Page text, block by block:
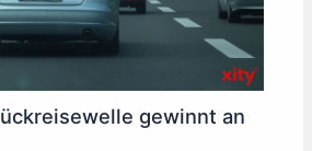
gewinnt an